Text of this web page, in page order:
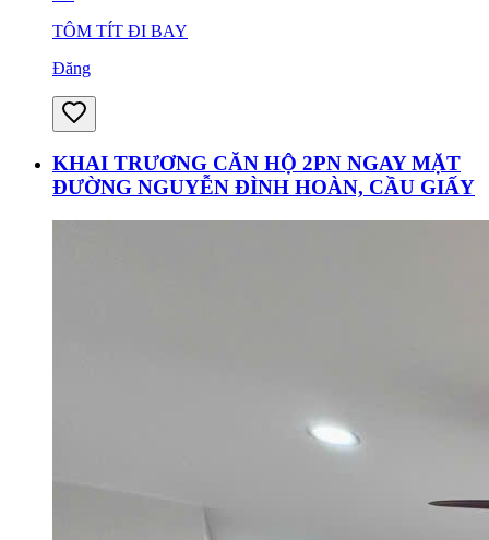
TÔM TÍT ĐI BAY
Đăng
KHAI TRƯƠNG CĂN HỘ 2PN NGAY MẶT
ĐƯỜNG NGUYỄN ĐÌNH HOÀN, CẦU GIẤY